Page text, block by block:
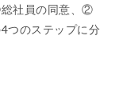
社員の同意、②
つのステップに分